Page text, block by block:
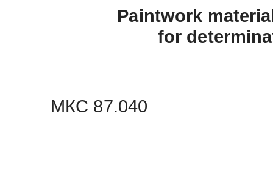
Paintwork
for
МКС 87.040